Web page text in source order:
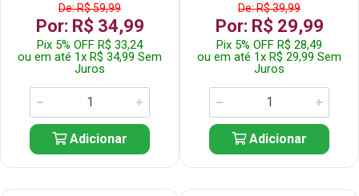
De: R$ 59,99
Por: R$ 34,99
Pix 5% OFF R$ 33,24
ou em até 1x R$ 34,99 Sem
Juros
Adicionar
De: R$ 39,99
Por: R$ 29,99
Pix 5% OFF R$ 28,49
ou em até 1x R$ 29,99 Sem
Juros
Adicionar